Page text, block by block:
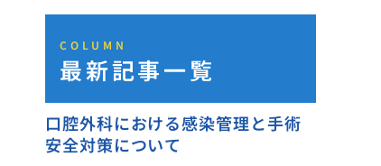
COLUMN
最新記事一覧
口腔外科における感染管理と手術
安全対策について